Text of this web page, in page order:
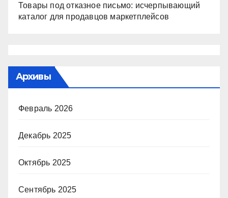
Товары под отказное письмо: исчерпывающий
каталог для продавцов маркетплейсов
Архивы
Февраль 2026
Декабрь 2025
Октябрь 2025
Сентябрь 2025